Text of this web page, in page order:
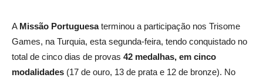
A Missão Portuguesaterminou a participação nos Trisome
Games, na Turquia, esta segunda-feira, tendo conquistado no
total de cinco dias de provas 42 medalhas, em cinco
modalidades (17 de ouro, 13 de prata e 12 de bronze). No